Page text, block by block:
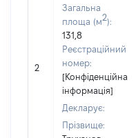
2
Загальна
площа (м2):
131,8
Реєстраційний
номер:
[Конфіденційна
інформація]
Декларує:
Прізвище: